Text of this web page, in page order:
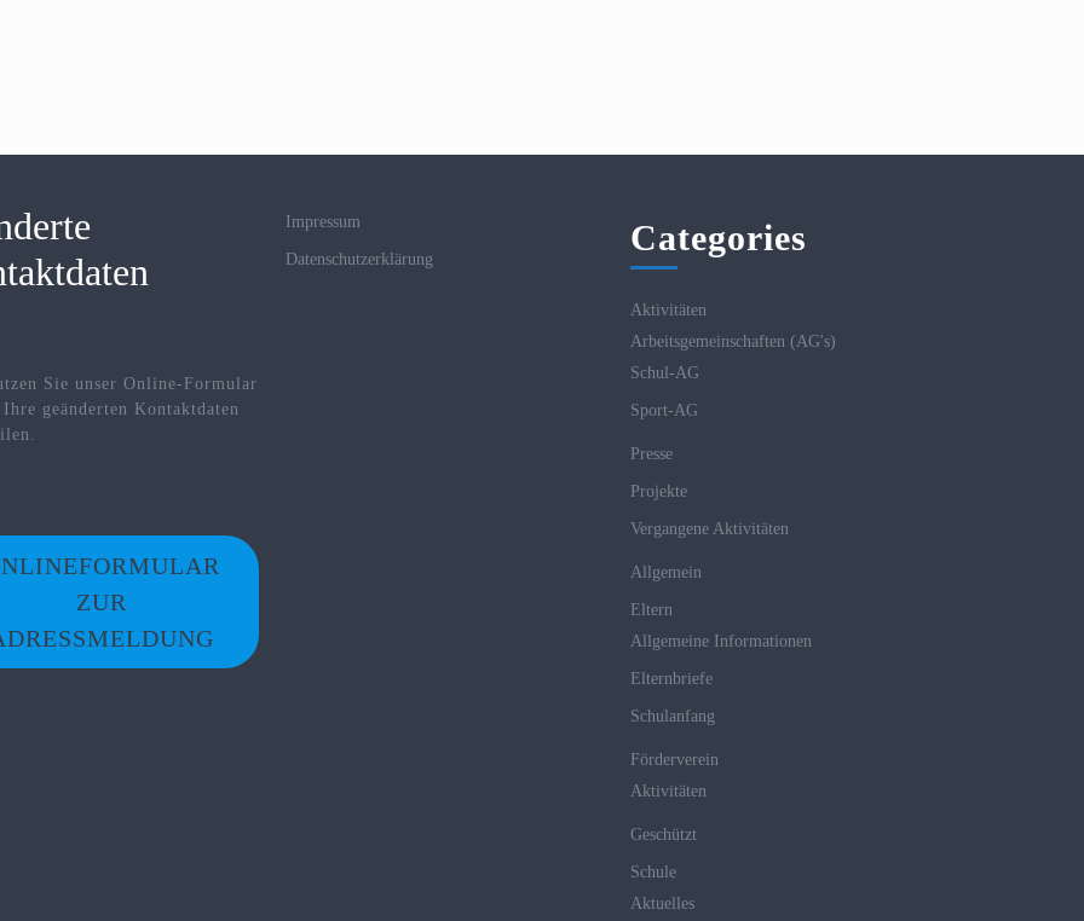
Sie unser Online-Formular
geänderten Kontaktdaten
ZUR
Impressum
Datenschutzerklärung
Categories
Aktivitäten
Arbeitsgemeinschaften (AG's)
Schul-AG
Sport-AG
Presse
Projekte
Vergangene Aktivitäten
Allgemein
Eltern
Allgemeine Informationen
Elternbriefe
Schulanfang
Förderverein
Aktivitäten
Geschützt
Schule
Aktuelles